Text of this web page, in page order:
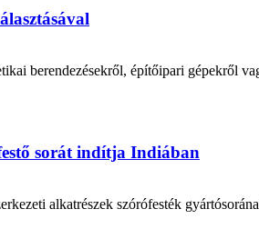
berendezésekről, építőipari gépekről
sorát indítja Indiában
alkatrészek szórófesték